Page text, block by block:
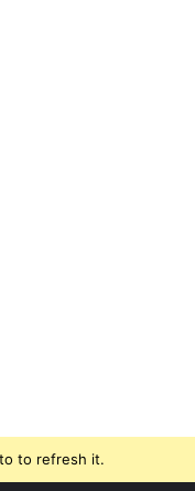
to refresh it.